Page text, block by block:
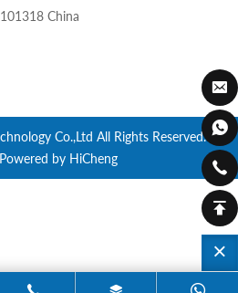
China
Co.,Ltd All Rights Reserved.
Powered by HiCheng